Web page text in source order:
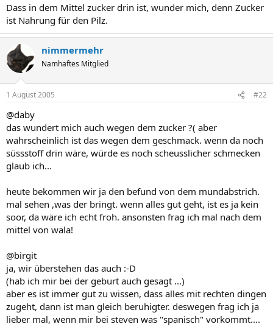
Dass in dem Mittel zucker drin ist, wunder mich, denn Zucker
ist Nahrung für den Pilz.
nimmermehr
Namhaftes Mitglied
1 August 2005 #22
@daby
das wundert mich auch wegen dem zucker ?( aber
wahrscheinlich ist das wegen dem geschmack. wenn da noch
süssstoff drin wäre, würde es noch scheusslicher schmecken
glaub ich...
heute bekommen wir ja den befund von dem mundabstrich.
mal sehen ,was der bringt. wenn alles gut geht, ist es ja kein
soor, da wäre ich echt froh. ansonsten frag ich mal nach dem
mittel von wala!
@birgit
ja, wir überstehen das auch :-D
(hab ich mir bei der geburt auch gesagt ...)
aber es ist immer gut zu wissen, dass alles mit rechten dingen
zugeht, dann ist man gleich beruhigter. deswegen frag ich ja
lieber mal, wenn mir bei steven was "spanisch" vorkommt....